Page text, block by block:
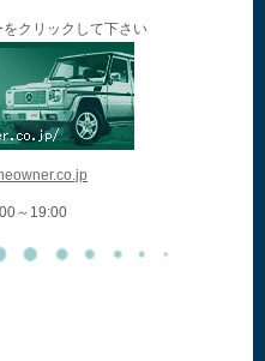
クリックして下さい
～19:00